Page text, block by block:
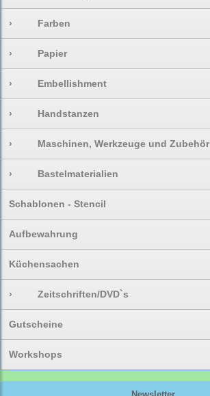
› Farben
› Papier
› Embellishment
› Handstanzen
› Maschinen, Werkzeuge und Zubehör
› Bastelmaterialien
Schablonen - Stencil
Aufbewahrung
Küchensachen
› Zeitschriften/DVD`s
Gutscheine
Workshops